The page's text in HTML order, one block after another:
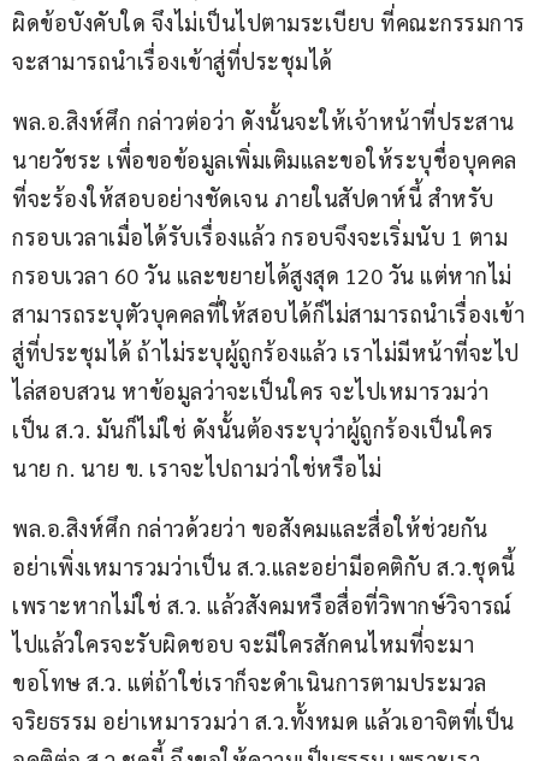
ผิดข้อบังคับใด จึงไม่เป็นไปตามระเบียบ ที่คณะกรรมการ
จะสามารถนำเรื่องเข้าสู่ที่ประชุมได้
พล.อ.สิงห์ศึก กล่าวต่อว่า ดังนั้นจะให้เจ้าหน้าที่ประสาน
นายวัชระ เพื่อขอข้อมูลเพิ่มเติมและขอให้ระบุชื่อบุคคล
ที่จะร้องให้สอบอย่างชัดเจน ภายในสัปดาห์นี้ สำหรับ
กรอบเวลาเมื่อได้รับเรื่องแล้ว กรอบจึงจะเริ่มนับ 1 ตาม
กรอบเวลา 60 วัน และขยายได้สูงสุด 120 วัน แต่หากไม่
สามารถระบุตัวบุคคลที่ให้สอบได้ก็ไม่สามารถนำเรื่องเข้า
สู่ที่ประชุมได้ ถ้าไม่ระบุผู้ถูกร้องแล้ว เราไม่มีหน้าที่จะไป
ไล่สอบสวน หาข้อมูลว่าจะเป็นใคร จะไปเหมารวมว่า
เป็น ส.ว. มันก็ไม่ใช่ ดังนั้นต้องระบุว่าผู้ถูกร้องเป็นใคร
นาย ก. นาย ข. เราจะไปถามว่าใช่หรือไม่
พล.อ.สิงห์ศึก กล่าวด้วยว่า ขอสังคมและสื่อให้ช่วยกัน
อย่าเพิ่งเหมารวมว่าเป็น ส.ว.และอย่ามีอคติกับ ส.ว.ชุดนี้
เพราะหากไม่ใช่ ส.ว. แล้วสังคมหรือสื่อที่วิพากษ์วิจารณ์
ไปแล้วใครจะรับผิดชอบ จะมีใครสักคนไหมที่จะมา
ขอโทษ ส.ว. แต่ถ้าใช่เราก็จะดำเนินการตามประมวล
จริยธรรม อย่าเหมารวมว่า ส.ว.ทั้งหมด แล้วเอาจิตที่เป็น